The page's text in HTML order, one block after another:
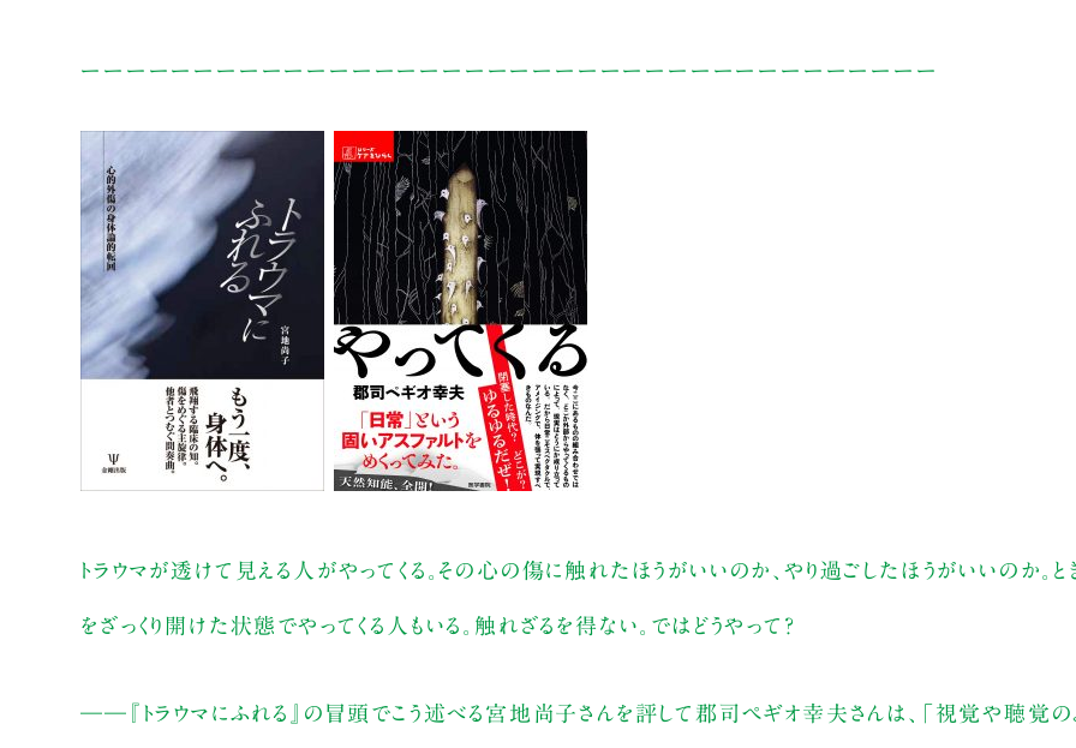
ーーーーーーーーーーーーーーーーーーーーーーーーーーーーーーーーーーーーーー
トラウマが透けて見える人がやってくる。その心の傷に触れたほうがいいのか、やり過ごしたほうがいいのか。
をざっくり開けた状態でやってくる人もいる。触れざるを得ない。ではどうやって？
――『トラウマにふれる』の冒頭でこう述べる宮地尚子さんを評して郡司ペギオ幸夫さんは、「視覚や聴覚の